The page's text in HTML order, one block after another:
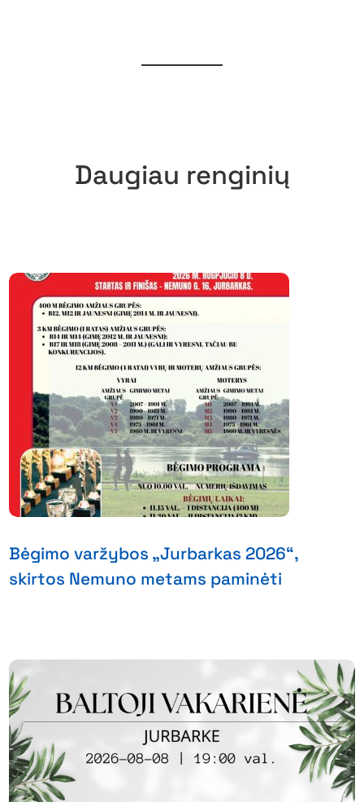
Daugiau renginių
Bėgimo varžybos „Jurbarkas 2026“,
skirtos Nemuno metams paminėti